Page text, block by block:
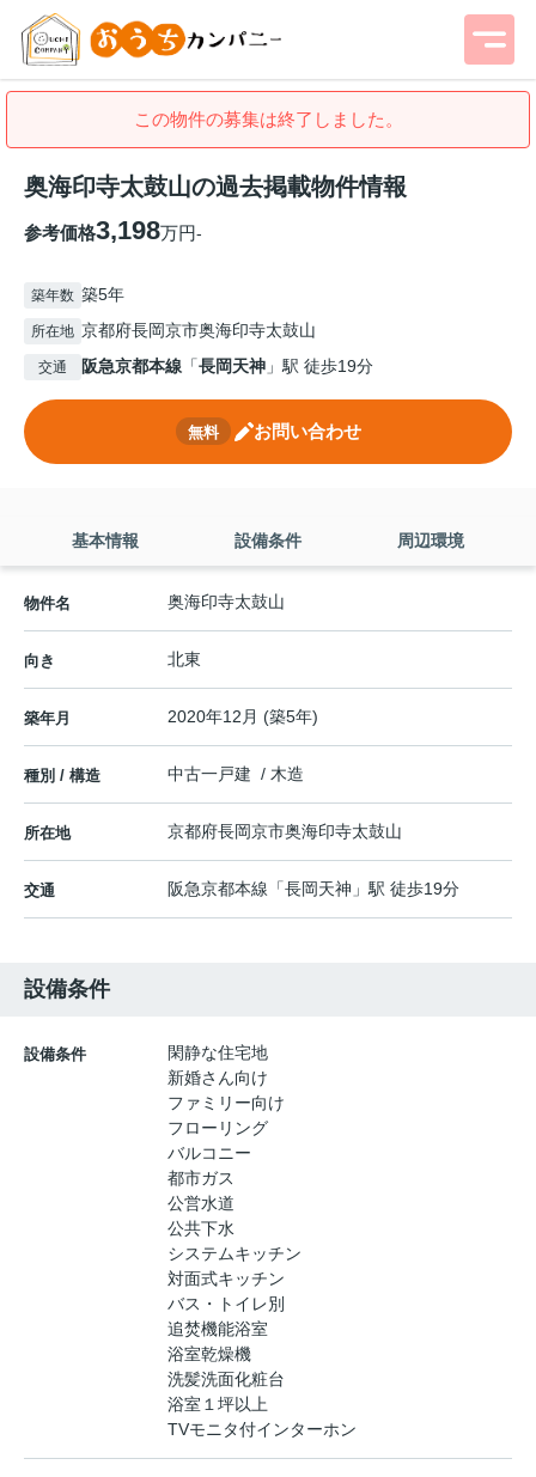
この物件の募集は終了しました。
奥海印寺太鼓山の過去掲載物件情報
参考価格3,198万円-
築年数 築5年
所在地 京都府長岡京市奥海印寺太鼓山
交通 阪急京都本線 「長岡天神 」駅 徒歩19分
無料 お問い合わせ
基本情報 設備条件 周辺環境
物件名 奥海印寺太鼓山
向き 北東
築年月 2020年12月 (築5年)
種別 / 構造 中古一戸建 / 木造
所在地 京都府長岡京市奥海印寺太鼓山
交通 阪急京都本線 「長岡天神 」駅 徒歩19分
設備条件
設備条件
閑静な住宅地
新婚さん向け
ファミリー向け
フローリング
バルコニー
都市ガス
公営水道
公共下水
システムキッチン
対面式キッチン
バス・トイレ別
追焚機能浴室
浴室乾燥機
洗髪洗面化粧台
浴室１坪以上
TVモニタ付インターホン